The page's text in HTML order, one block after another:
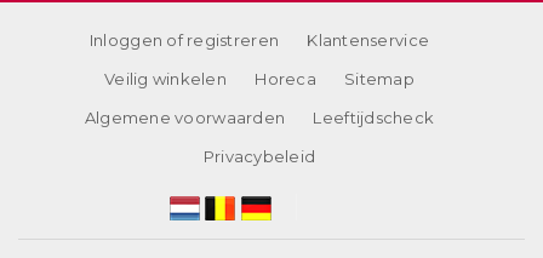
Inloggen of registreren
Klantenservice
Veilig winkelen
Horeca
Sitemap
Algemene voorwaarden
Leeftijdscheck
Privacybeleid